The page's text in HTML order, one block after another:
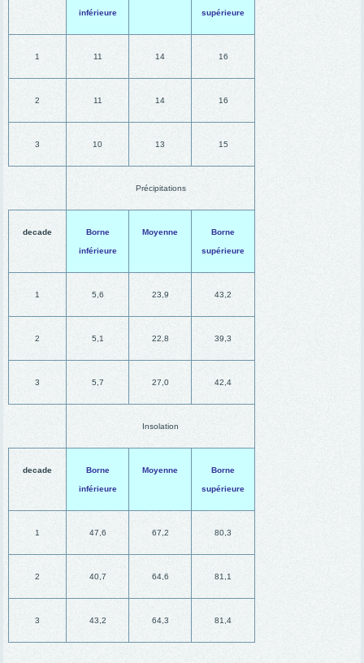
inférieure supérieure
1 11 14 16
2 11 14 16
3 10 13 15
Précipitations
decade Borne
inférieure
Moyenne Borne
supérieure
1 5,6 23,9 43,2
2 5,1 22,8 39,3
3 5,7 27,0 42,4
Insolation
decade Borne
inférieure
Moyenne Borne
supérieure
1 47,6 67,2 80,3
2 40,7 64,6 81,1
3 43,2 64,3 81,4